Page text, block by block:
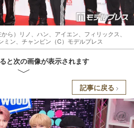
ら）リノ、ハン、アイエン、フィリックス、
ミン、チャンビン（C）モデルプレス
と次の画像が表示されます
記事に戻る